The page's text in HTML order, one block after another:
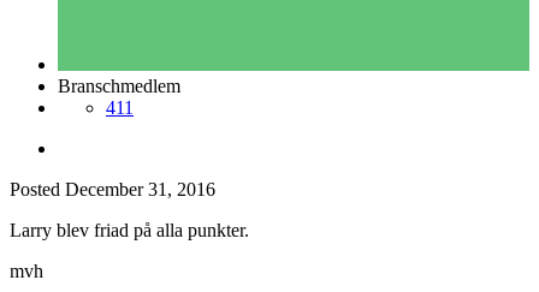
Branschmedlem
411
Posted December 31, 2016
Larry blev friad på alla punkter.
mvh